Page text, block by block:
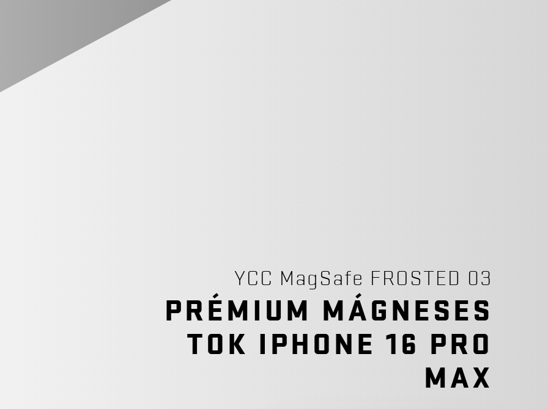
YCC MagSafe FROSTED 03
PRÉMIUM MÁGNESES
TOK IPHONE 16 PRO
MAX